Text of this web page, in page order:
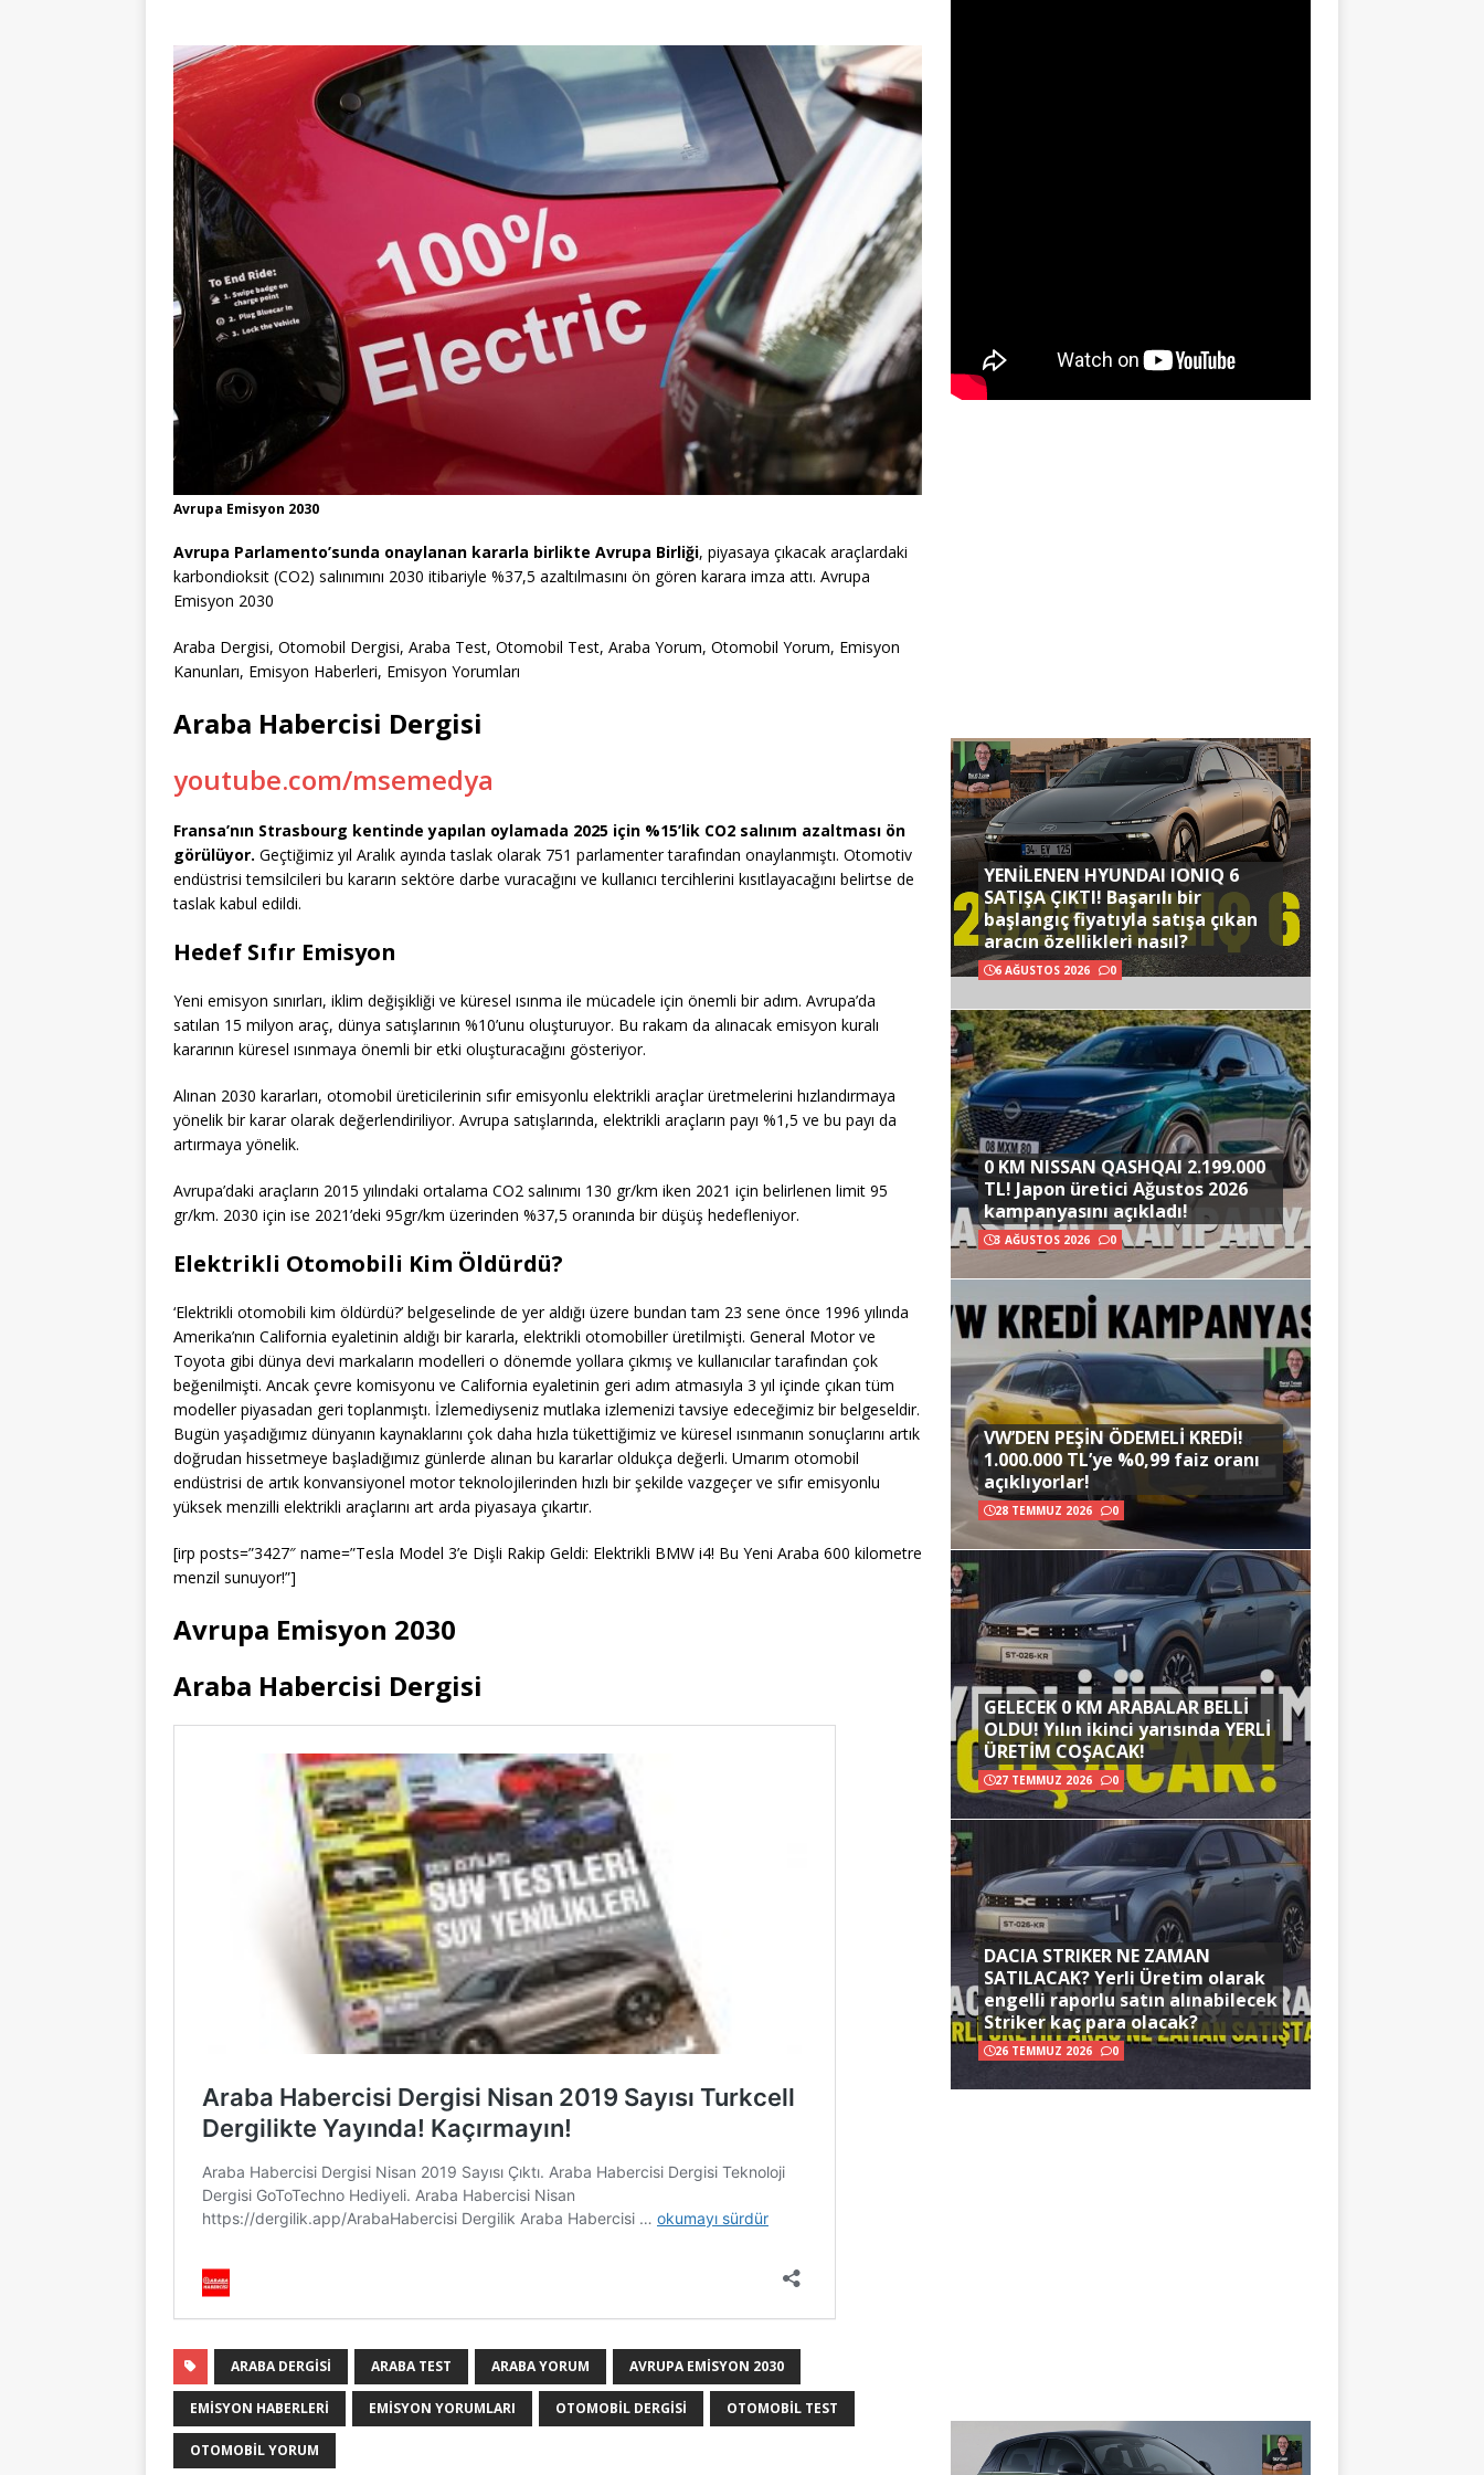
Avrupa Emisyon 2030
Avrupa Parlamento’sunda onaylanan kararla birlikte Avrupa Birliği, piyasaya çıkacak araçlardaki
karbondioksit (CO2) salınımını 2030 itibariyle %37,5 azaltılmasını ön gören karara imza attı. Avrupa
Emisyon 2030
Araba Dergisi, Otomobil Dergisi, Araba Test, Otomobil Test, Araba Yorum, Otomobil Yorum, Emisyon
Kanunları, Emisyon Haberleri, Emisyon Yorumları
Araba Habercisi Dergisi
youtube.com/msemedya
Fransa’nın Strasbourg kentinde yapılan oylamada 2025 için %15’lik CO2 salınım azaltması ön
görülüyor. Geçtiğimiz yıl Aralık ayında taslak olarak 751 parlamenter tarafından onaylanmıştı. Otomotiv
endüstrisi temsilcileri bu kararın sektöre darbe vuracağını ve kullanıcı tercihlerini kısıtlayacağını belirtse de
taslak kabul edildi.
Hedef Sıfır Emisyon
Yeni emisyon sınırları, iklim değişikliği ve küresel ısınma ile mücadele için önemli bir adım. Avrupa’da
satılan 15 milyon araç, dünya satışlarının %10’unu oluşturuyor. Bu rakam da alınacak emisyon kuralı
kararının küresel ısınmaya önemli bir etki oluşturacağını gösteriyor.
Alınan 2030 kararları, otomobil üreticilerinin sıfır emisyonlu elektrikli araçlar üretmelerini hızlandırmaya
yönelik bir karar olarak değerlendiriliyor. Avrupa satışlarında, elektrikli araçların payı %1,5 ve bu payı da
artırmaya yönelik.
Avrupa’daki araçların 2015 yılındaki ortalama CO2 salınımı 130 gr/km iken 2021 için belirlenen limit 95
gr/km. 2030 için ise 2021’deki 95gr/km üzerinden %37,5 oranında bir düşüş hedefleniyor.
Elektrikli Otomobili Kim Öldürdü?
‘Elektrikli otomobili kim öldürdü?’ belgeselinde de yer aldığı üzere bundan tam 23 sene önce 1996 yılında
Amerika’nın California eyaletinin aldığı bir kararla, elektrikli otomobiller üretilmişti. General Motor ve
Toyota gibi dünya devi markaların modelleri o dönemde yollara çıkmış ve kullanıcılar tarafından çok
beğenilmişti. Ancak çevre komisyonu ve California eyaletinin geri adım atmasıyla 3 yıl içinde çıkan tüm
modeller piyasadan geri toplanmıştı. İzlemediyseniz mutlaka izlemenizi tavsiye edeceğimiz bir belgeseldir.
Bugün yaşadığımız dünyanın kaynaklarını çok daha hızla tükettiğimiz ve küresel ısınmanın sonuçlarını artık
doğrudan hissetmeye başladığımız günlerde alınan bu kararlar oldukça değerli. Umarım otomobil
endüstrisi de artık konvansiyonel motor teknolojilerinden hızlı bir şekilde vazgeçer ve sıfır emisyonlu
yüksek menzilli elektrikli araçlarını art arda piyasaya çıkartır.
[irp posts=”3427″ name=”Tesla Model 3’e Dişli Rakip Geldi: Elektrikli BMW i4! Bu Yeni Araba 600 kilometre
menzil sunuyor!”]
Avrupa Emisyon 2030
Araba Habercisi Dergisi
ARABA DERGISI ARABA TEST ARABA YORUM AVRUPA EMISYON 2030
EMISYON HABERLERI EMISYON YORUMLARI OTOMOBIL DERGISI OTOMOBIL TEST
OTOMOBIL YORUM
YENİLENEN HYUNDAI IONIQ 6
SATIŞA ÇIKTI! Başarılı bir
başlangıç fiyatıyla satışa çıkan
aracın özellikleri nasıl?
6 AĞUSTOS 2026 0
0 KM NISSAN QASHQAI 2.199.000
TL! Japon üretici Ağustos 2026
kampanyasını açıkladı!
3 AĞUSTOS 2026 0
VW’DEN PEŞİN ÖDEMELİ KREDİ!
1.000.000 TL’ye %0,99 faiz oranı
açıklıyorlar!
28 TEMMUZ 2026 0
GELECEK 0 KM ARABALAR BELLİ
OLDU! Yılın ikinci yarısında YERLİ
ÜRETİM COŞACAK!
27 TEMMUZ 2026 0
DACIA STRIKER NE ZAMAN
SATILACAK? Yerli Üretim olarak
engelli raporlu satın alınabilecek
Striker kaç para olacak?
26 TEMMUZ 2026 0